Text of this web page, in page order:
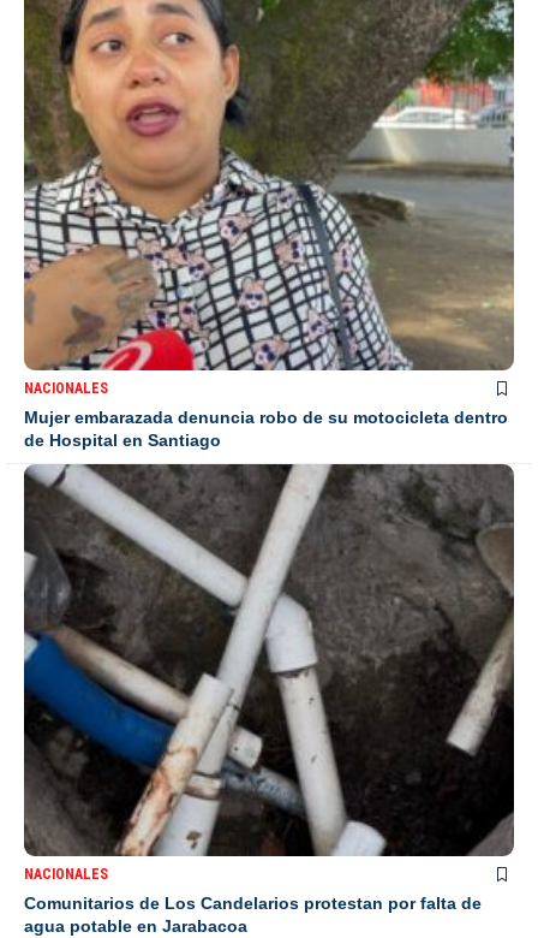
NACIONALES
Mujer embarazada denuncia robo de su motocicleta dentro
de Hospital en Santiago
NACIONALES
Comunitarios de Los Candelarios protestan por falta de
agua potable en Jarabacoa